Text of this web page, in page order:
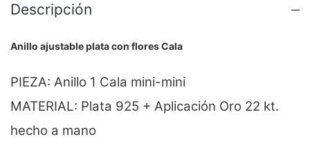
Descripción
Anillo ajustable plata con flores Cala
PIEZA: Anillo 1 Cala mini-mini
MATERIAL: Plata 925 + Aplicación Oro 22 kt.
hecho a mano